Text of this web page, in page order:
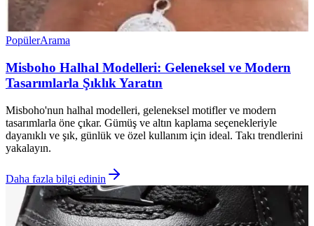
PopülerArama
Misboho Halhal Modelleri: Geleneksel ve Modern
Tasarımlarla Şıklık Yaratın
Misboho'nun halhal modelleri, geleneksel motifler ve modern
tasarımlarla öne çıkar. Gümüş ve altın kaplama seçenekleriyle
dayanıklı ve şık, günlük ve özel kullanım için ideal. Takı trendlerini
yakalayın.
Daha fazla bilgi edinin